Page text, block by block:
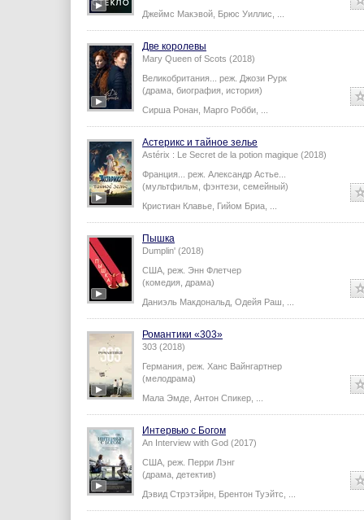
Джеймс Макэвой Брюс Уиллис
Две королевы
Mary Queen of Scots (2018)
Великобритания... реж. Джози Рурк
(драма, биография, история)
Сирша Ронан Марго Робби
Астерикс и тайное зелье
Astérix : Le Secret de la potion magique (2018)
Франция... реж. Александр Астье
(мультфильм, фэнтези, семейный)
Кристиан Клавье Гийом Бриа
Пышка
Dumplin' (2018)
США, реж. Энн Флетчер
(комедия, драма)
Даниэль Макдональд Одейя Раш
Романтики «303»
303 (2018)
Германия, реж. Ханс Вайнгартнер
(мелодрама)
Мала Эмде Антон Спикер
Интервью с Богом
An Interview with God (2017)
США, реж. Перри Лэнг
(драма, детектив)
Дэвид Стрэтэйрн Брентон Туэйтс